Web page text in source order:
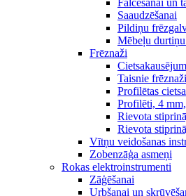
Falcēšanai un
Saaudzēšanai
Pildiņu
Mēbeļu
Frēznaži
Taisnie
Profilētas
Profilēti, 4
Rievota
Rievota
Vītņu veidošanas
Zobenzāģa asmeņi
Rokas elektroinstrumenti
Zāģēšanai
Urbšanai un